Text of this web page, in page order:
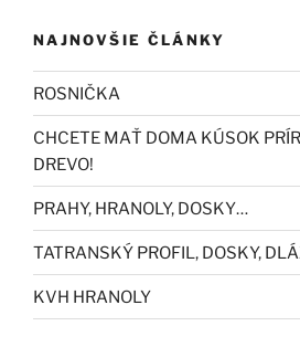
NAJNOVŠIE ČLÁNKY
ROSNIČKA
CHCETE MAŤ DOMA KÚSOK
DREVO!
PRAHY, HRANOLY, DOSKY…
TATRANSKÝ PROFIL, DOSKY,
KVH HRANOLY